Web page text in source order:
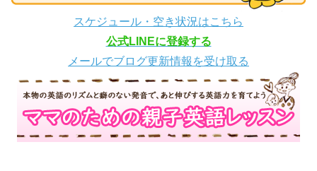
スケジュール・空き状況はこちら
公式LINEに登録する
メールでブログ更新情報を受け取る